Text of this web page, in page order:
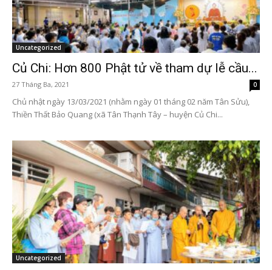
Uncategorized
Củ Chi: Hơn 800 Phật tử về tham dự lễ cầu...
27 Tháng Ba, 2021 0
Chủ nhật ngày 13/03/2021 (nhằm ngày 01 tháng 02 năm Tân Sửu),
Thiền Thất Bảo Quang (xã Tân Thạnh Tây – huyện Củ Chi...
Uncategorized